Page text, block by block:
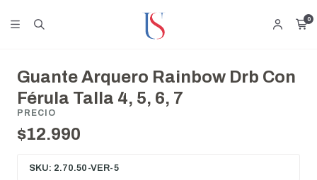
0
Guante Arquero Rainbow Drb Con
Férula Talla 4, 5, 6, 7
PRECIO
$12.990
SKU: 2.70.50-VER-5